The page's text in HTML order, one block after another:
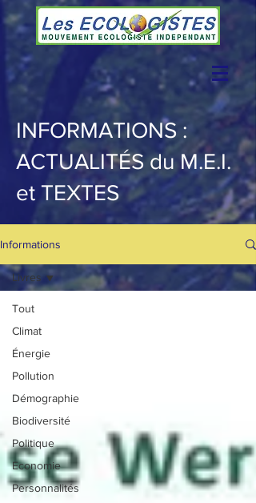
INFORMATIONS :
ACTUALITÉS du M.E.I.
et TEXTES
Informations
Tout
Climat
Énergie
Pollution
Démographie
Biodiversité
Politique
Economie
Personnalités
Livres